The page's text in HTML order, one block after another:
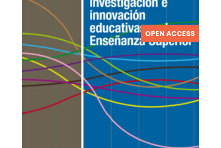
OPEN ACCESS